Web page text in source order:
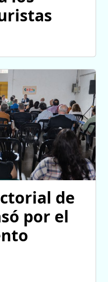
de
por el